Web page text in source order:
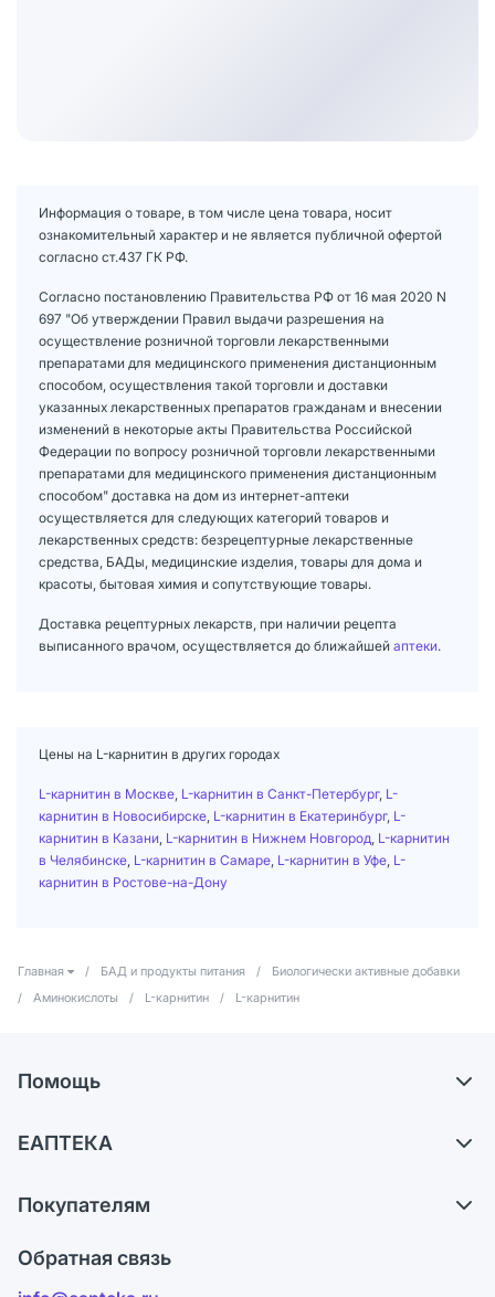
Информация о товаре, в том числе цена товара, носит
ознакомительный характер и не является публичной офертой
согласно ст.437 ГК РФ.
Согласно постановлению Правительства РФ от 16 мая 2020 N
697 "Об утверждении Правил выдачи разрешения на
осуществление розничной торговли лекарственными
препаратами для медицинского применения дистанционным
способом, осуществления такой торговли и доставки
указанных лекарственных препаратов гражданам и внесении
изменений в некоторые акты Правительства Российской
Федерации по вопросу розничной торговли лекарственными
препаратами для медицинского применения дистанционным
способом" доставка на дом из интернет-аптеки
осуществляется для следующих категорий товаров и
лекарственных средств: безрецептурные лекарственные
средства, БАДы, медицинские изделия, товары для дома и
красоты, бытовая химия и сопутствующие товары.
Доставка рецептурных лекарств, при наличии рецепта
выписанного врачом, осуществляется до ближайшей аптеки.
Цены на L-карнитин в других городах
L-карнитин в Москве L-карнитин в Санкт-Петербург, L-
карнитин в Новосибирске L-карнитин в Екатеринбург, L-
карнитин в Казани L-карнитин в Нижнем Новгород L-карнитин
в Челябинске L-карнитин в Самаре L-карнитин в Уфе L-
карнитин в Ростове-на-Дону
Главная / БАД и продукты питания /
Биологически активные добавки
/
Аминокислоты / L-карнитин / L-карнитин
Помощь
Самовывоз из аптек
Ответы на вопросы
ЕАПТЕКА
Карьера
Поставщики
Лицензия
Покупателям
Обратная связь